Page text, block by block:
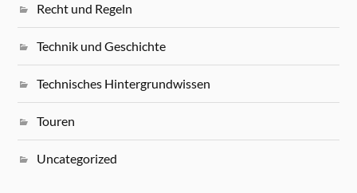
Recht und Regeln
Technik und Geschichte
Technisches Hintergrundwissen
Touren
Uncategorized